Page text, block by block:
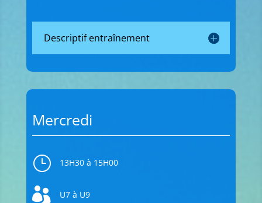
Descriptif entraînement
Mercredi
} 13H30 à 15H00
 U7 à U9